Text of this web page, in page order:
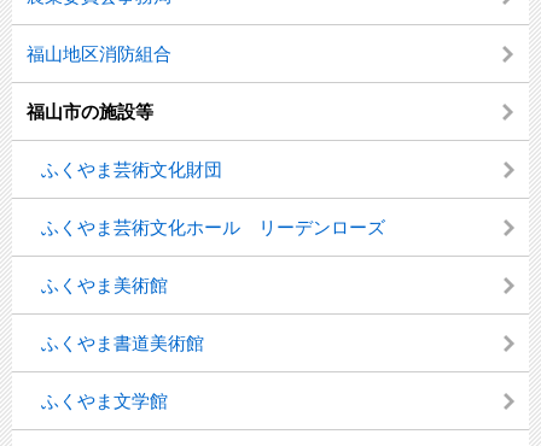
福山地区消防組合
福山市の施設等
ふくやま芸術文化財団
ふくやま芸術文化ホール リーデンローズ
ふくやま美術館
ふくやま書道美術館
ふくやま文学館